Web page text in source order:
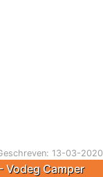
13-03-2020
Vodeg Camper